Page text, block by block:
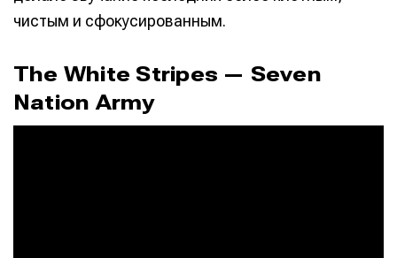
чистым и сфокусированным.
The White Stripes — Seven
Nation Army